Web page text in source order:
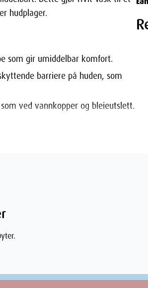
hudplager.
som gir umiddelbar komfort.
barriere på huden, som
ved vannkopper og bleieutslett.
rask og effektiv lindring.